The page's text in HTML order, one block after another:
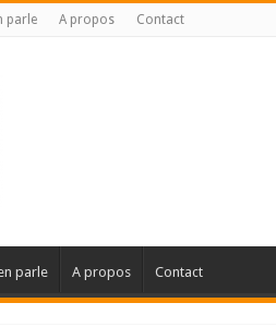
parle A propos Contact
parle A propos Contact